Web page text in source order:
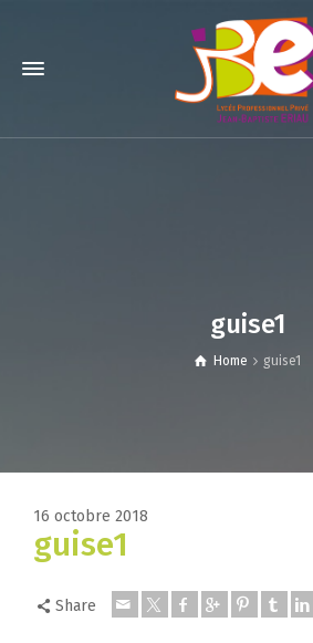
guise1
Home guise1
16 octobre 2018
guise1
Share